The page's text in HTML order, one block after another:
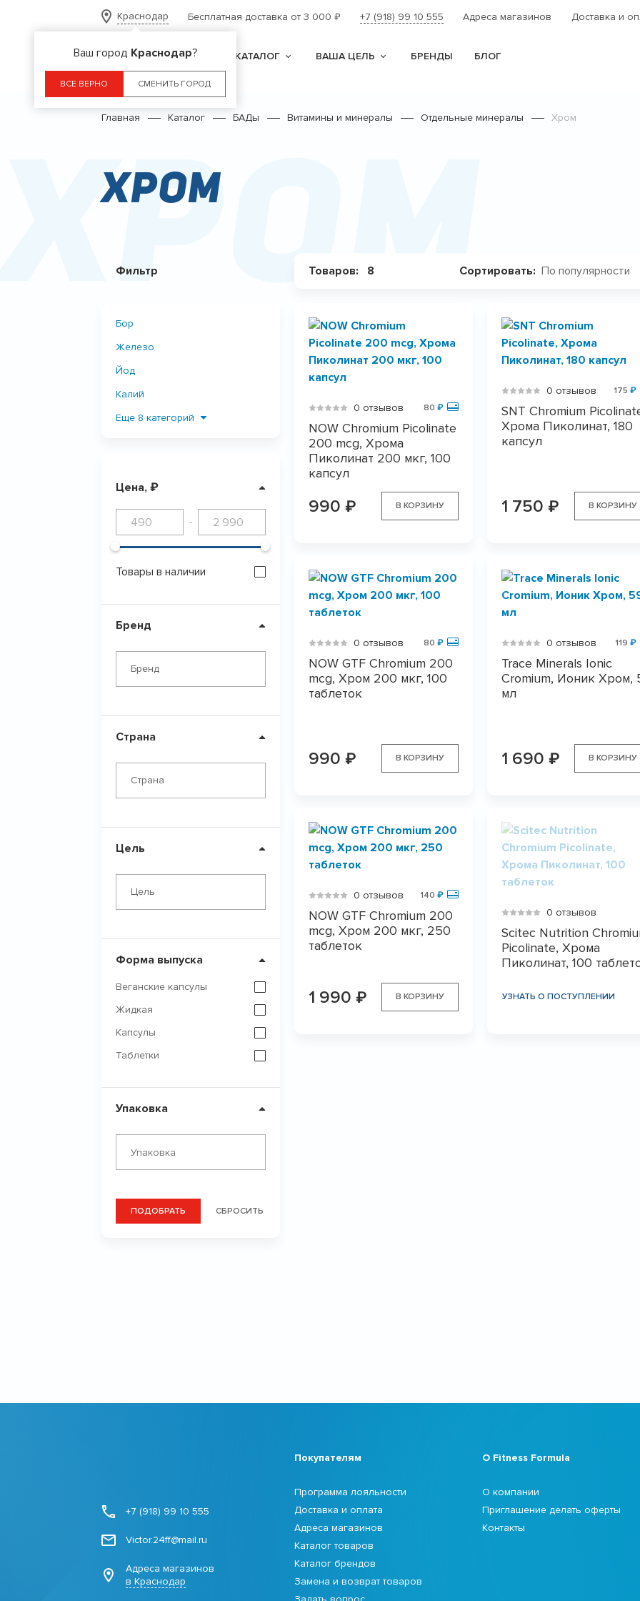
Краснодар
Ваш город Краснодар?
ВСЕ ВЕРНО СМЕНИТЬ ГОРОД
Бесплатная доставка от 3 000₽ +7 (918) 99 10 555 Адреса магазинов Доставка и
КАТАЛОГ ВАША ЦЕЛЬ БРЕНДЫ БЛОГ
Главная Каталог БАДы Витамины и минералы Отдельные минералы Хром
Хром
Хром
Фильтр
Бор
Железо
Йод
Калий
Кальций
Минеральный комплекс
Селен
Серебро
Еще 8 категорий
ПОКАЗАТЬ
Цена, ₽
-
Товары в наличии
Бренд
Бренд
Страна
Страна
Цель
Цель
Форма выпуска
Веганские капсулы
Жидкая
Капсулы
Таблетки
Упаковка
ПОДОБРАТЬ СБРОСИТЬ
Товаров: 8 Сортировать: По популярности
0 отзывов 80 ₽
NOW Chromium Picolinate
200 mcg, Хрома
Пиколинат 200 мкг, 100
капсул
990 ₽ В КОРЗИНУ
0 отзывов 175 ₽
SNT Chromium
Хрома Пиколинат, 180
капсул
1 750 ₽ В КОРЗИНУ
0 отзывов 80 ₽
NOW GTF Chromium 200
mcg, Хром 200 мкг, 100
таблеток
990 ₽ В КОРЗИНУ
0 отзывов 119 ₽
Trace Minerals Ionic
Cromium, Ионик Хром,
мл
1 690 ₽ В КОРЗИНУ
0 отзывов 140 ₽
NOW GTF Chromium 200
mcg, Хром 200 мкг, 250
таблеток
1 990 ₽ В КОРЗИНУ
0 отзывов
Scitec Nutrition
Picolinate, Хрома
Пиколинат, 100
УЗНАТЬ О ПОСТУПЛЕНИИ
+7 (918) 99 10 555
Victor.24ff@mail.ru
Адреса магазинов
в Краснодар
Покупателям
Программа лояльности
Доставка и оплата
Адреса магазинов
Каталог товаров
Каталог брендов
Замена и возврат товаров
О Fitness Formula
О компании
Приглашение делать оферты
Контакты